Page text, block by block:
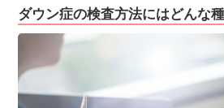
ダウン症の検査方法にはどんな